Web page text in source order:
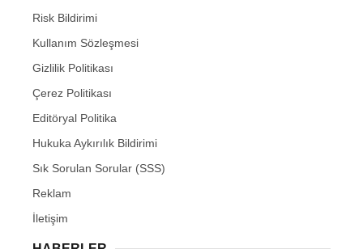
Risk Bildirimi
Kullanım Sözleşmesi
Gizlilik Politikası
Çerez Politikası
Editöryal Politika
Hukuka Aykırılık Bildirimi
Sık Sorulan Sorular (SSS)
Reklam
İletişim